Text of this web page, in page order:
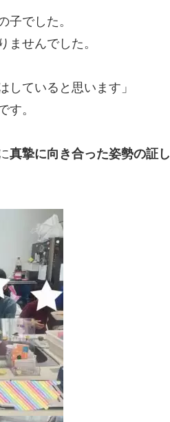
でした。
せんでした。
していると思います」
す。
真摯に向き合った姿勢の証し